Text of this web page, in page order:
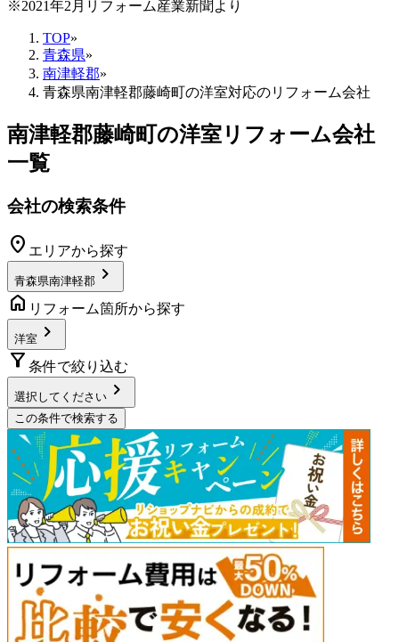
※2021年2月リフォーム産業新聞より
TOP»
青森県»
南津軽郡»
青森県南津軽郡藤崎町の洋室対応のリフォーム会社
南津軽郡藤崎町の洋室リフォーム会社
一覧
会社の検索条件
location_on エリアから探す
青森県南津軽郡 chevron_right
home リフォーム箇所から探す
洋室 chevron_right
filter_alt 条件で絞り込む
選択してください chevron_right
この条件で検索する